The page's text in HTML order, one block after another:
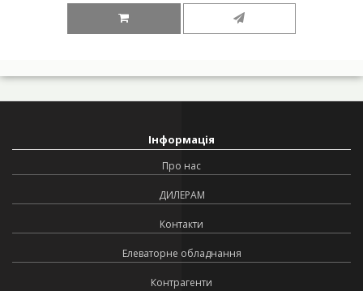
Інформація
Про нас
ДИЛЕРАМ
Контакти
Елеваторне обладнання
Контрагенти